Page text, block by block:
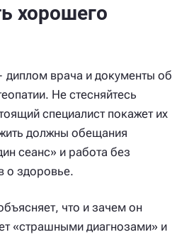
хорошего
врача и документы об
Не стесняйтесь
специалист покажет их
должны обещания
сеанс» и работа без
о здоровье.
что и зачем он
«страшными диагнозами» и